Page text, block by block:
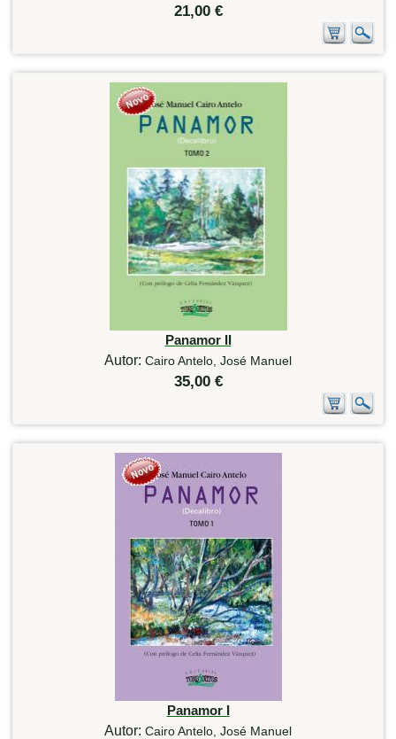
21,00 €
Panamor II
Autor: Cairo Antelo, José Manuel
35,00 €
Panamor I
Autor: Cairo Antelo, José Manuel